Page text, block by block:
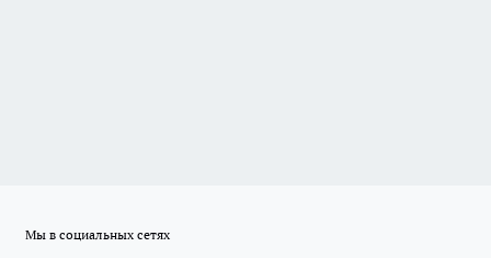
Мы в социальных сетях